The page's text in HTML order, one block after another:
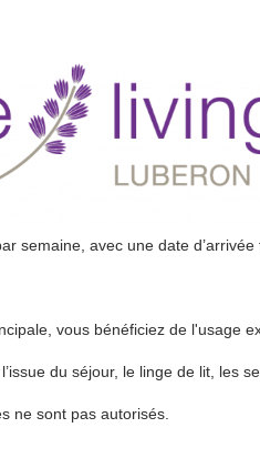
semaine, avec une date d’arrivée
vous bénéficiez de l'usage
du séjour, le linge de lit, les
ne sont pas autorisés.